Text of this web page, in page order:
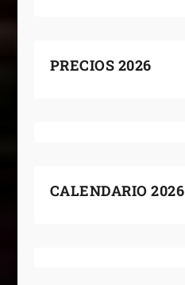
PRECIOS 2026
CALENDARIO 2026